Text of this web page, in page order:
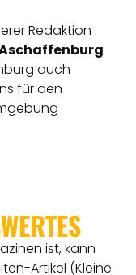
Redaktion
auch
für den
ist, kann
Artikel (Kleine